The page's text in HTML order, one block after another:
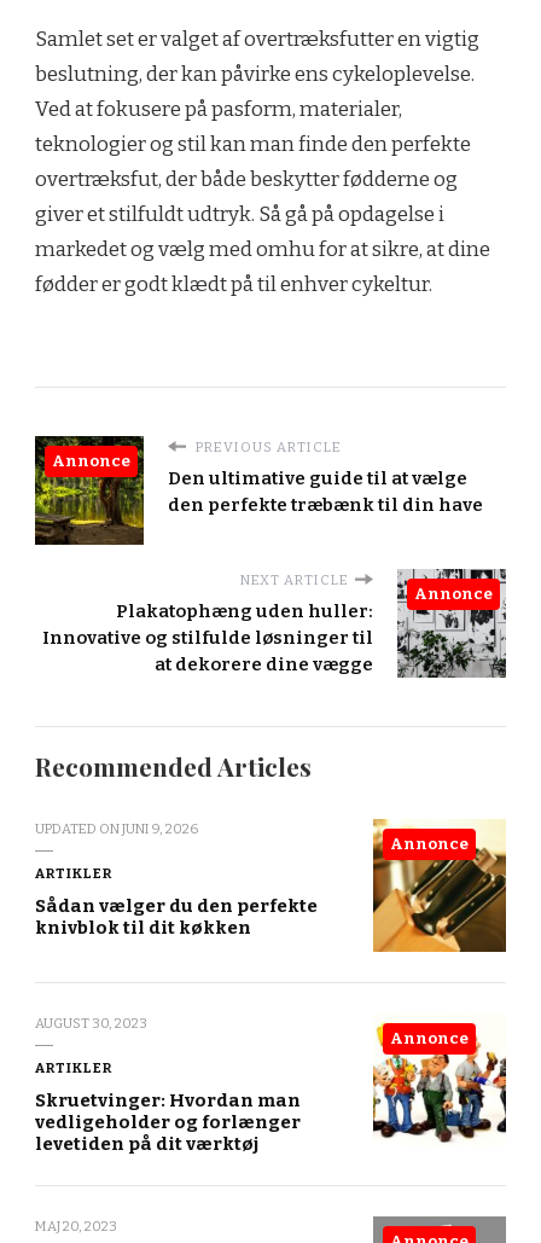
Samlet set er valget af overtræksfutter en vigtig
beslutning, der kan påvirke ens cykeloplevelse.
Ved at fokusere på pasform, materialer,
teknologier og stil kan man finde den perfekte
overtræksfut, der både beskytter fødderne og
giver et stilfuldt udtryk. Så gå på opdagelse i
markedet og vælg med omhu for at sikre, at dine
fødder er godt klædt på til enhver cykeltur.
PREVIOUS ARTICLE
Den ultimative guide til at vælge
den perfekte træbænk til din have
Annonce
NEXT ARTICLE
Plakatophæng uden huller:
Innovative og stilfulde løsninger til
at dekorere dine vægge
Annonce
Recommended Articles
UPDATED ONJUNI 9, 2026
ARTIKLER
Sådan vælger du den perfekte
knivblok til dit køkken
Annonce
AUGUST 30, 2023
ARTIKLER
Skruetvinger: Hvordan man
vedligeholder og forlænger
levetiden på dit værktøj
Annonce
MAJ 20, 2023